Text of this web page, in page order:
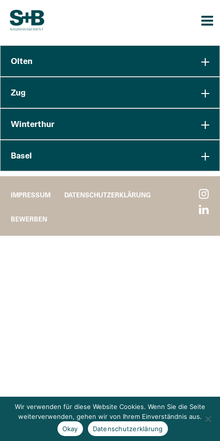
Olten
Zug
Winterthur
Basel
IMPRESSUM DATENSCHUTZERKLÄRUNG
BEWERBEN
Wir verwenden für diese Website Cookies. Wenn Sie die Seite
weiterverwenden, gehen wir von Ihrem Einverständnis aus.
Okay
Datenschutzerklärung